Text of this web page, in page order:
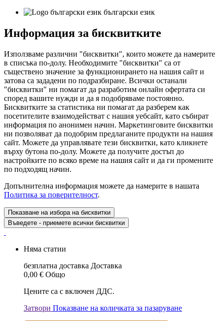
български език
Информация за бисквитките
Използваме различни "бисквитки", които можете да намерите
в списъка по-долу. Необходимите "бисквитки" са от
съществено значение за функционирането на нашия сайт и
затова са зададени по подразбиране. Всички останали
"бисквитки" ни помагат да разработим онлайн офертата си
според вашите нужди и да я подобряваме постоянно.
Бисквитките за статистика ни помагат да разберем как
посетителите взаимодействат с нашия уебсайт, като събират
информация по анонимен начин. Маркетинговите бисквитки
ни позволяват да подобрим предлаганите продукти на нашия
сайт. Можете да управлявате тези бисквитки, като кликнете
върху бутона по-долу. Можете да получите достъп до
настройките по всяко време на нашия сайт и да ги промените
по подходящ начин.
Допълнителна информация можете да намерите в нашата
Политика за поверителност.
Показване на избора на бисквитки
Въведете - приемете всички бисквитки
Няма статии
безплатна доставка Доставка
0,00 € Общо
Цените са с включен ДДС.
Затвори Показване на количката за пазаруване